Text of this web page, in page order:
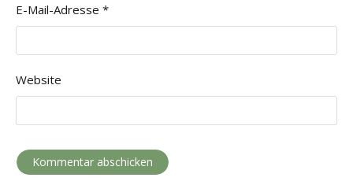
E-Mail-Adresse *
Website